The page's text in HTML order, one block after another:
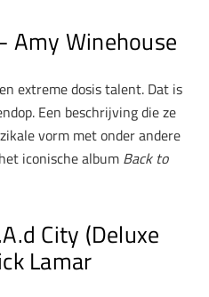
Amy Winehouse
extreme dosis talent. Dat is
Een beschrijving die ze
vorm met onder andere
iconische album Back to
City (Deluxe
Lamar